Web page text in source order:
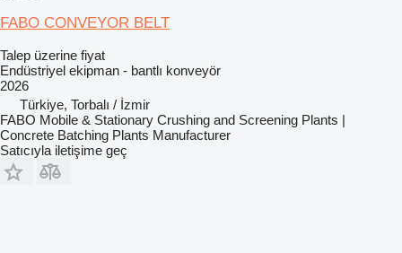
FABO CONVEYOR BELT
Talep üzerine fiyat
Endüstriyel ekipman - bantlı konveyör
2026
Türkiye, Torbalı / İzmir
FABO Mobile & Stationary Crushing and Screening Plants |
Concrete Batching Plants Manufacturer
Satıcıyla iletişime geç